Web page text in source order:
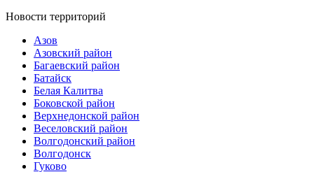
Новости территорий
Азов
Азовский район
Багаевский район
Батайск
Белая Калитва
Боковской район
Верхнедонской район
Веселовский район
Волгодонский район
Волгодонск
Гуково